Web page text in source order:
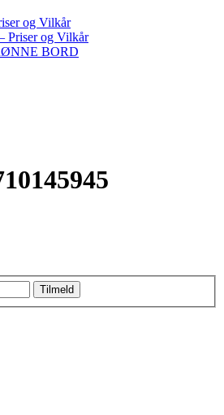
og Vilkår
Priser og Vilkår
BORD